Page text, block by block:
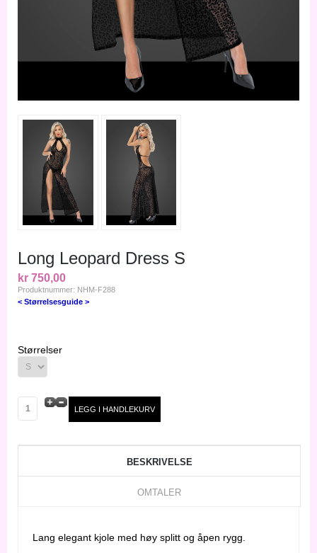
Long Leopard Dress S
kr 750,00
Produktnummer: NHM-F288
< Størrelsesguide >
Størrelser
BESKRIVELSE
OMTALER
Lang elegant kjole med høy splitt og åpen rygg.